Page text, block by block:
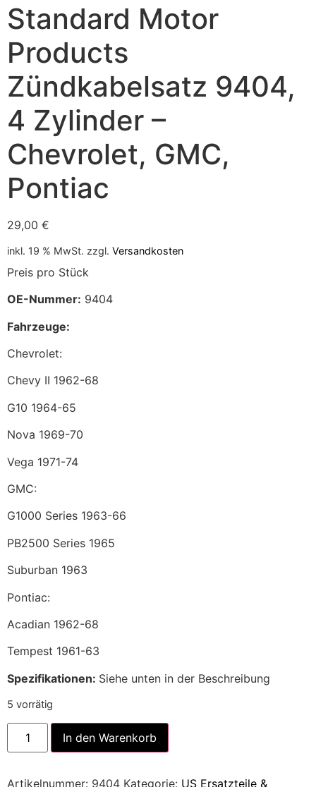
Standard Motor
Products
Zündkabelsatz 9404,
4 Zylinder –
Chevrolet, GMC,
Pontiac
29,00 €
inkl. 19 % MwSt. zzgl. Versandkosten
Preis pro Stück
OE-Nummer: 9404
Fahrzeuge:
Chevrolet:
Chevy II 1962-68
G10 1964-65
Nova 1969-70
Vega 1971-74
GMC:
G1000 Series 1963-66
PB2500 Series 1965
Suburban 1963
Pontiac:
Acadian 1962-68
Tempest 1961-63
Spezifikationen: Siehe unten in der Beschreibung
5 vorrätig
In den Warenkorb
Artikelnummer: 9404 Kategorie: US Ersatzteile &